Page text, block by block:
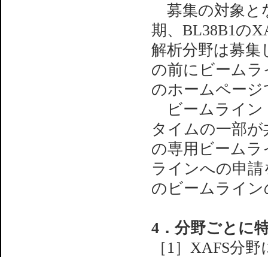
募集の対象と
期、BL38B1の
解析分野は募
の前にビームラ
のホームペー
ビームライン
タイムの一部
の専用ビーム
ラインへの申
のビームライ
4．分野ごとに
［1］XAFS分